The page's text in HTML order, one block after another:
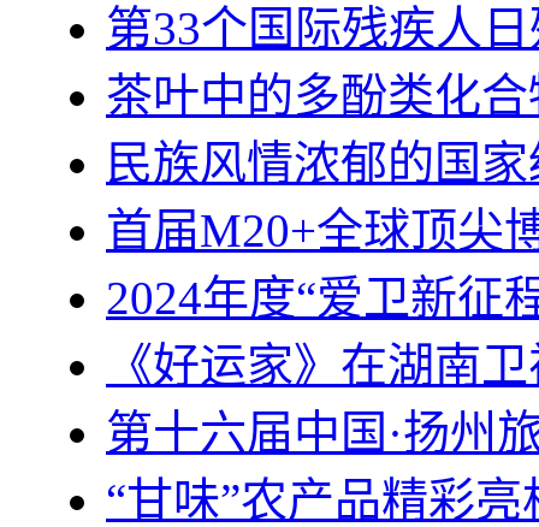
第33个国际残疾人
茶叶中的多酚类化
民族风情浓郁的国
首届M20+全球顶尖
2024年度“爱卫新征
《好运家》在湖南
第十六届中国·扬州
“甘味”农产品精彩